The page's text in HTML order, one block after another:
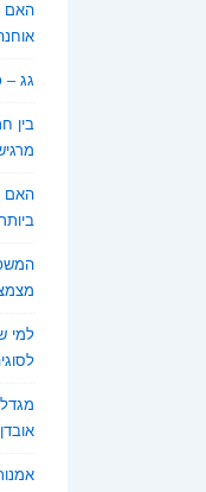
האם
גג
בין
האם
למי